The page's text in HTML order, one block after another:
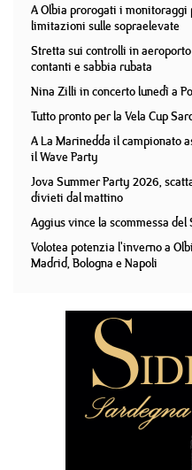
A Olbia prorogati i
limitazioni sulle sopraelevate
Stretta sui controlli in
contanti e sabbia rubata
Nina Zilli in concerto lunedì a
Tutto pronto per la Vela Cup
A La Marinedda il campionato
il Wave Party
Jova Summer Party 2026,
divieti dal mattino
Aggius vince la scommessa
Volotea potenzia l'inverno a
Madrid, Bologna e Napoli